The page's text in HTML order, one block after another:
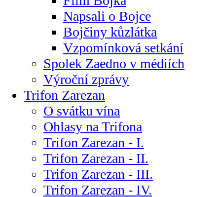
Napsali o Bojce
Bojčiny kůzlátka
Vzpomínková setkání
Spolek Zaedno v médiích
Výroční zprávy
Trifon Zarezan
O svátku vína
Ohlasy na Trifona
Trifon Zarezan - I.
Trifon Zarezan - II.
Trifon Zarezan - III.
Trifon Zarezan - IV.